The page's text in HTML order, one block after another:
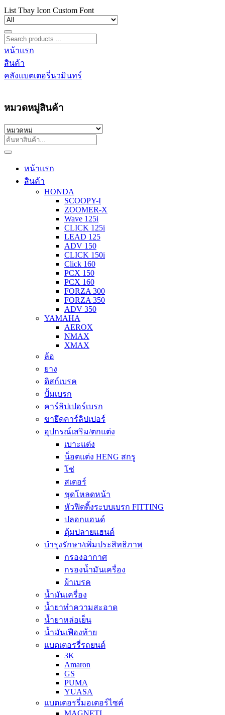
List Tbay Icon Custom Font
หน้าแรก
สินค้า
คลังแบตเตอรี่นวมินทร์
หมวดหมู่สินค้า
หน้าแรก
สินค้า
HONDA
SCOOPY-I
ZOOMER-X
Wave 125i
CLICK 125i
LEAD 125
ADV 150
CLICK 150i
Click 160
PCX 150
PCX 160
FORZA 300
FORZA 350
ADV 350
YAMAHA
AEROX
NMAX
XMAX
ล้อ
ยาง
ดิสก์เบรค
ปั้มเบรก
คาร์ลิปเปอร์เบรก
ขายึดคาร์ลิปเปอร์
อุปกรณ์เสริม/ตกแต่ง
เบาะแต่ง
น็อตแต่ง HENG สกรู
โซ่
สเตอร์
ชุดโหลดหน้า
หัวฟิตติ้งระบบเบรก FITTING
ปลอกแฮนด์
ตุ้มปลายแฮนด์
บำรุงรักษา/เพิ่มประสิทธิภาพ
กรองอากาศ
กรองน้ำมันเครื่อง
ผ้าเบรค
น้ำมันเครื่อง
น้ำยาทำความสะอาด
น้ำยาหล่อเย็น
น้ำมันเฟืองท้าย
แบตเตอรรี่รถยนต์
3K
Amaron
GS
PUMA
YUASA
แบตเตอรรี่มอเตอร์ไซค์